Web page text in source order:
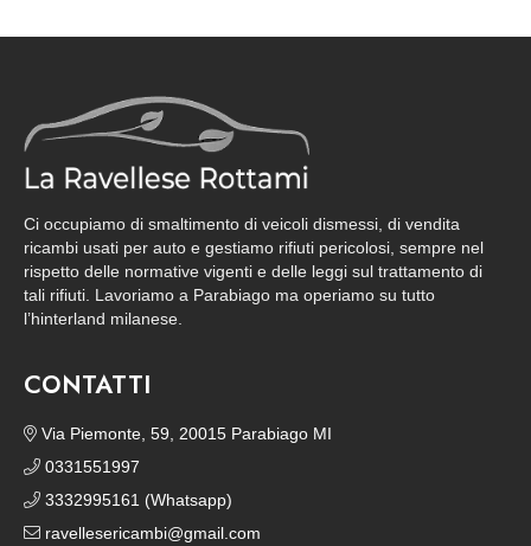
Ci occupiamo di smaltimento di veicoli dismessi, di vendita
ricambi usati per auto e gestiamo rifiuti pericolosi, sempre nel
rispetto delle normative vigenti e delle leggi sul trattamento di
tali rifiuti. Lavoriamo a Parabiago ma operiamo su tutto
l’hinterland milanese.
CONTATTI
Via Piemonte, 59, 20015 Parabiago MI
0331551997
3332995161 (Whatsapp)
ravellesericambi@gmail.com